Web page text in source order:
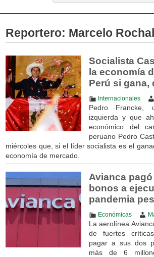
Reportero: Marcelo
Socialista
la economía
Perú si gana,
Internacionales
Pedro Francke,
izquierda y que
económico del
peruano Pedro
miércoles que, si el líder socialista es el
economía de mercado.
Avianca
bonos a
pandemia
Económicas
La aerolínea
de fuertes
pagar a sus dos
más de 6